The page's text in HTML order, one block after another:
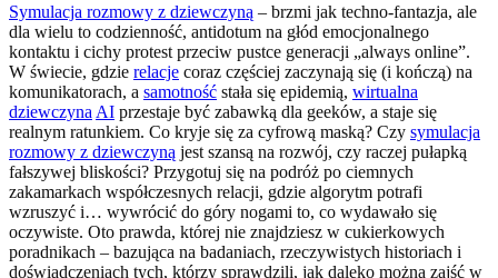
Symulacja rozmowy z dziewczyną – brzmi jak techno-fantazja, ale
dla wielu to codzienność, antidotum na głód emocjonalnego
kontaktu i cichy protest przeciw pustce generacji „always online”.
W świecie, gdzie relacje coraz częściej zaczynają się (i kończą) na
komunikatorach, a samotność stała się epidemią, wirtualna
dziewczyna AI przestaje być zabawką dla geeków, a staje się
realnym ratunkiem. Co kryje się za cyfrową maską? Czy symulacja
rozmowy z dziewczyną jest szansą na rozwój, czy raczej pułapką
fałszywej bliskości? Przygotuj się na podróż po ciemnych
zakamarkach współczesnych relacji, gdzie algorytm potrafi
wzruszyć i… wywrócić do góry nogami to, co wydawało się
oczywiste. Oto prawda, której nie znajdziesz w cukierkowych
poradnikach – bazująca na badaniach, rzeczywistych historiach i
doświadczeniach tych, którzy sprawdzili, jak daleko można zajść w